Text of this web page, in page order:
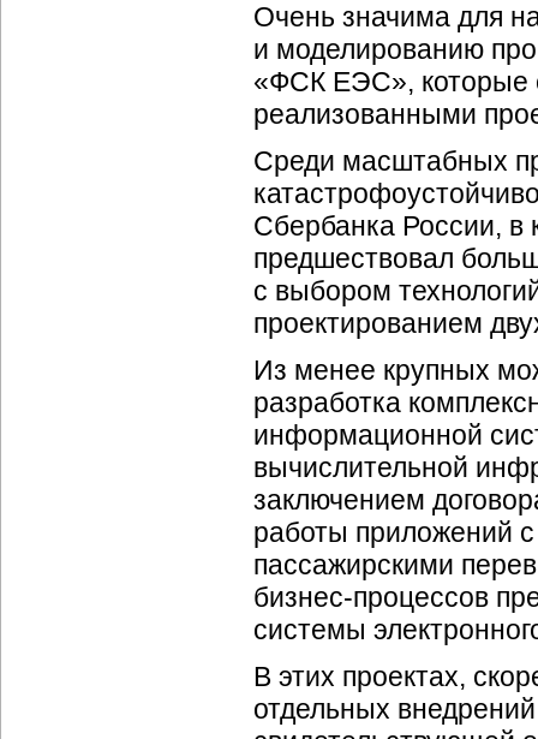
Очень значима для
и моделированию
«ФСК ЕЭС», которые
реализованными
Среди масштабных
Сбербанка России, в
предшествовал
с выбором
проектированием
Из менее крупных
разработка
информационной
вычислительной
заключением
работы приложений
пассажирскими
бизнес-процессов
системы
В этих проектах,
отдельных